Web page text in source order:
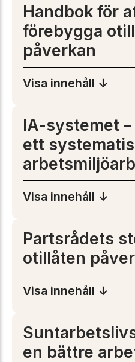
Handbok för
förebygga
påverkan
Visa innehåll ↓
IA-systemet
ett
Visa innehåll ↓
Partsrådets
otillåten
Visa innehåll ↓
en bättre